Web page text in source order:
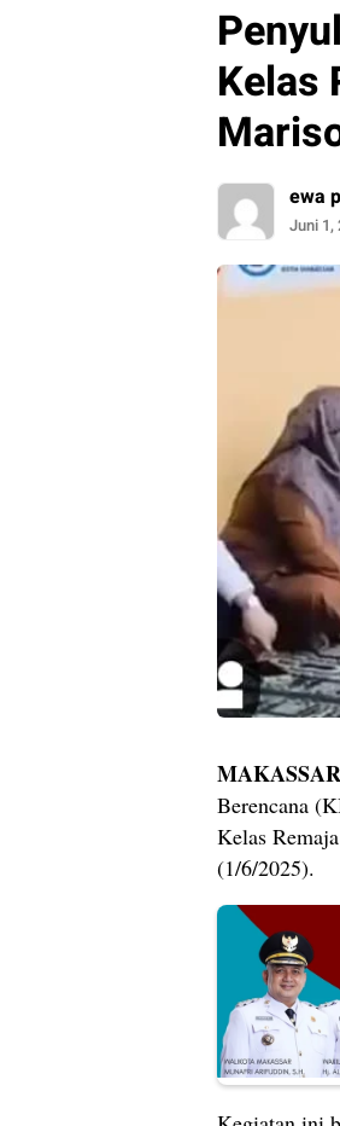
Kelas
ewa
Juni 1,
Berencana
Kelas
(1/6/2025).